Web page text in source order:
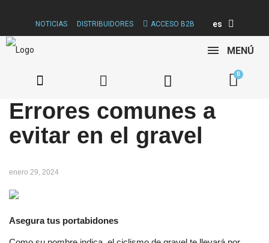
NOTICIAS DISTRIBUIDORES ACCESO B2B es
MENÚ
Errores comunes a
evitar en el gravel
enero 29, 2024
Asegura tus portabidones